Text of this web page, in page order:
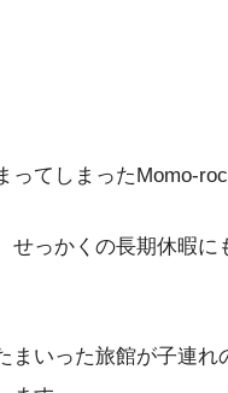
ってしまったMomo-
せっかくの長期休暇に
まいった旅館が子連